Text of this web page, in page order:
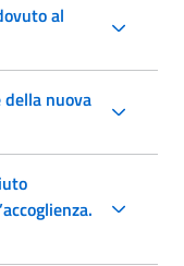
al
della nuova